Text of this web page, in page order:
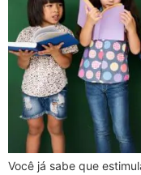
Você já sabe que